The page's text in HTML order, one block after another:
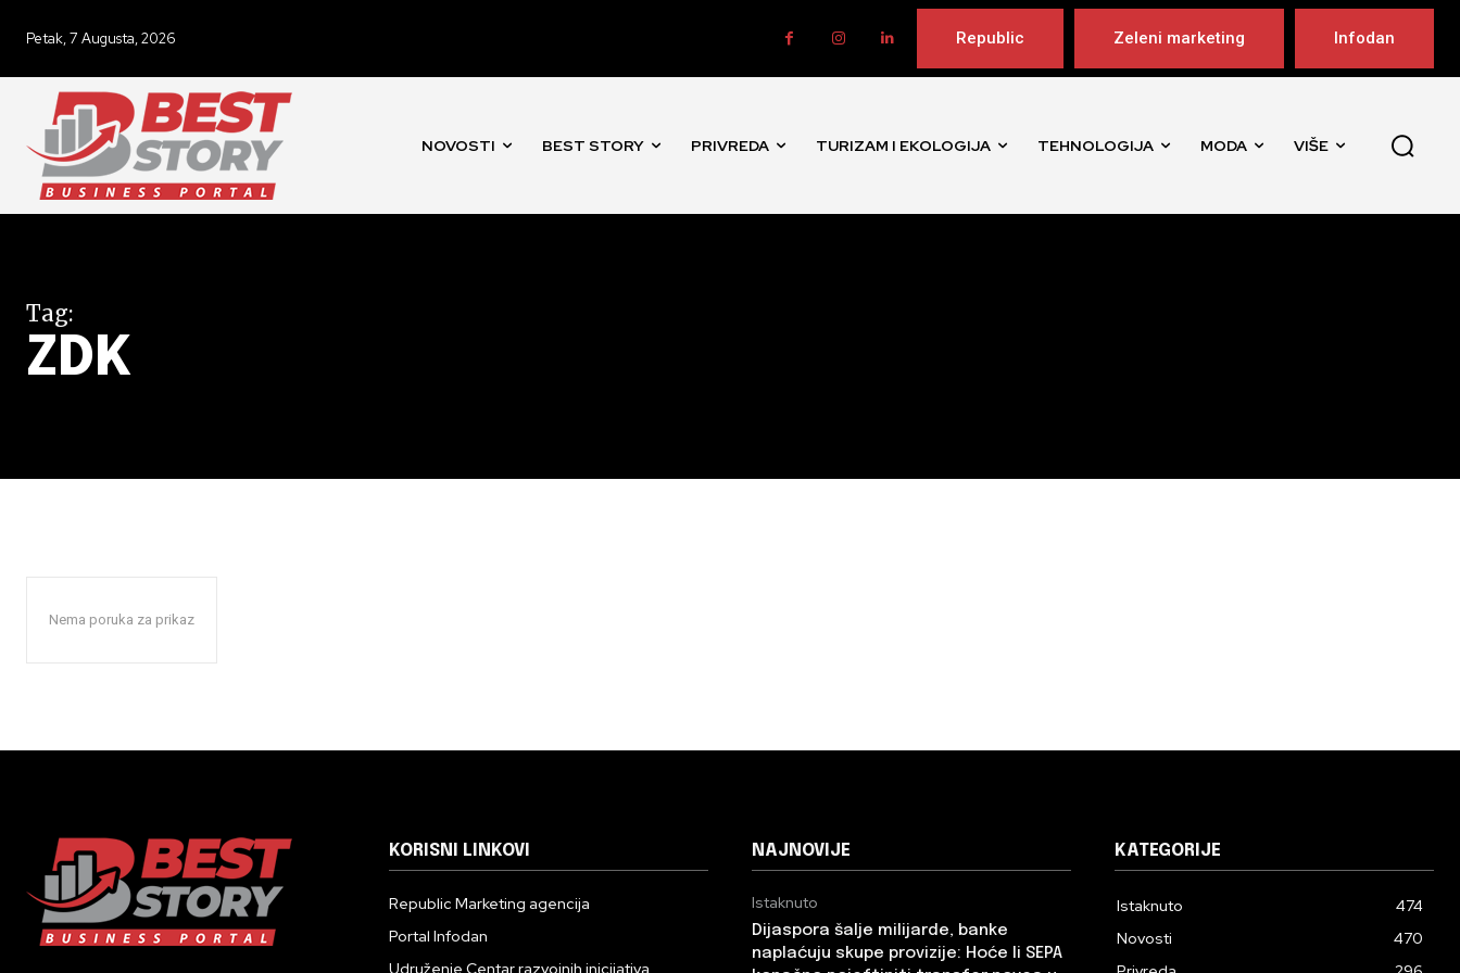
Petak, 7 Augusta, 2026 Republic Zeleni marketing Infodan
NOVOSTI BEST STORY PRIVREDA TURIZAM I EKOLOGIJA TEHNOLOGIJA MODA VIŠE
Tag:
ZDK
Nema poruka za prikaz
KORISNI LINKOVI
Republic Marketing agencija
Portal Infodan
Udruženje Centar razvojnih inicijativa
NAJNOVIJE
Istaknuto
Dijaspora šalje milijarde, banke
naplaćuju skupe provizije: Hoće li SEPA
KATEGORIJE
Istaknuto
474
Novosti
470